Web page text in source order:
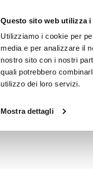
Questo sito web utilizza i
Utilizziamo i cookie per
media e per analizzare il
nostro sito con i nostri
quali potrebbero
utilizzo dei loro servizi.
Mostra dettagli
DA NON